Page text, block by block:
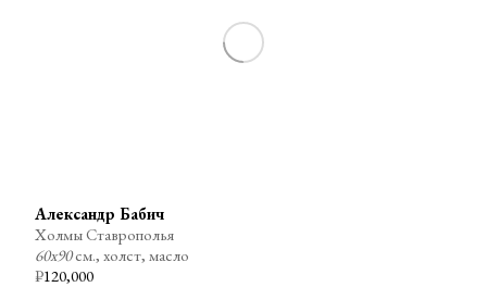
₽120,000
Александр Бабич
Холмы Ставрополья
60х90см., холст, масло